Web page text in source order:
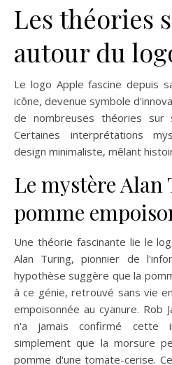
Les théories
autour du
Le logo Apple fascine depuis
icône, devenue symbole
de nombreuses théories sur
Certaines interprétations
design minimaliste, mêlant
Le mystère
pomme
Une théorie fascinante lie le
Alan Turing, pionnier de
hypothèse suggère que la
à ce génie, retrouvé sans vie
empoisonnée au cyanure. Rob
n'a jamais confirmé cette
simplement que la morsure
pomme d'une tomate-cerise.